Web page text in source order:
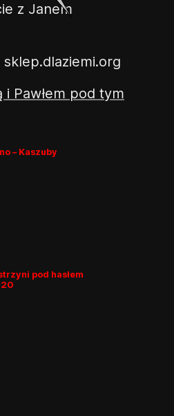
– Kaszuby
pod hasłem
z Janem
i Pawłem pod tym